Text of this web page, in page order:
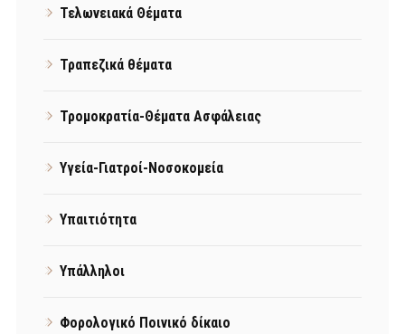
Τελωνειακά Θέματα
Τραπεζικά θέματα
Τρομοκρατία-Θέματα Ασφάλειας
Υγεία-Γιατροί-Νοσοκομεία
Υπαιτιότητα
Υπάλληλοι
Φορολογικό Ποινικό δίκαιο